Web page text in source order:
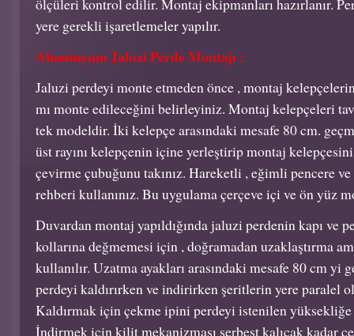
ölçüleri kontrol edilir. Montaj ekipmanları hazırlanır.
yere gerekli işaretlemeler yapılır.
Aluminyum Jaluzi Perde Montajı :
Jaluzi perdeyi monte etmeden önce , montaj
mı monte edileceğini belirleyiniz. Montaj kelepçeleri
tek modeldir. İki kelepçe arasındaki mesafe 80 cm.
üst rayını kelepçenin içine yerleştirip montaj
çevirme çubuğunu takınız. Hareketli , eğimli pencere
rehberi kullanınız. Bu uygulama çerçeve içi ve ön yüz
Duvardan montaj yapıldığında jaluzi perdenin kapı ve
kollarına değmemesi için , doğramadan uzaklaştırma
kullanılır. Uzatma ayakları arasındaki mesafe 80 cm yi
perdeyi kaldırırken ve indirirken şeritlerin yere paralel
Kaldırmak için çekme ipini perdeyi istenilen yüksekliğe
İndirmek için kilit mekanizması serbest kalıcak kadar